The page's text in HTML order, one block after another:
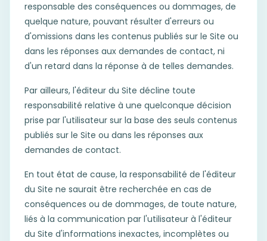
responsable des conséquences ou dommages, de
quelque nature, pouvant résulter d'erreurs ou
d'omissions dans les contenus publiés sur le Site ou
dans les réponses aux demandes de contact, ni
d'un retard dans la réponse à de telles demandes.
Par ailleurs, l'éditeur du Site décline toute
responsabilité relative à une quelconque décision
prise par l'utilisateur sur la base des seuls contenus
publiés sur le Site ou dans les réponses aux
demandes de contact.
En tout état de cause, la responsabilité de l'éditeur
du Site ne saurait être recherchée en cas de
conséquences ou de dommages, de toute nature,
liés à la communication par l'utilisateur à l'éditeur
du Site d'informations inexactes, incomplètes ou